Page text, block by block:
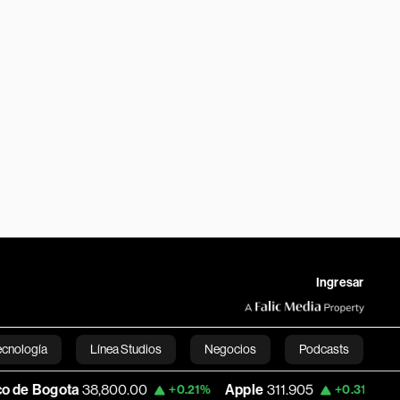
Ingresar
Línea Studios Negocios Podcasts
English
38,800.00 +0.21% Apple 311.905 +0.31% USD COP